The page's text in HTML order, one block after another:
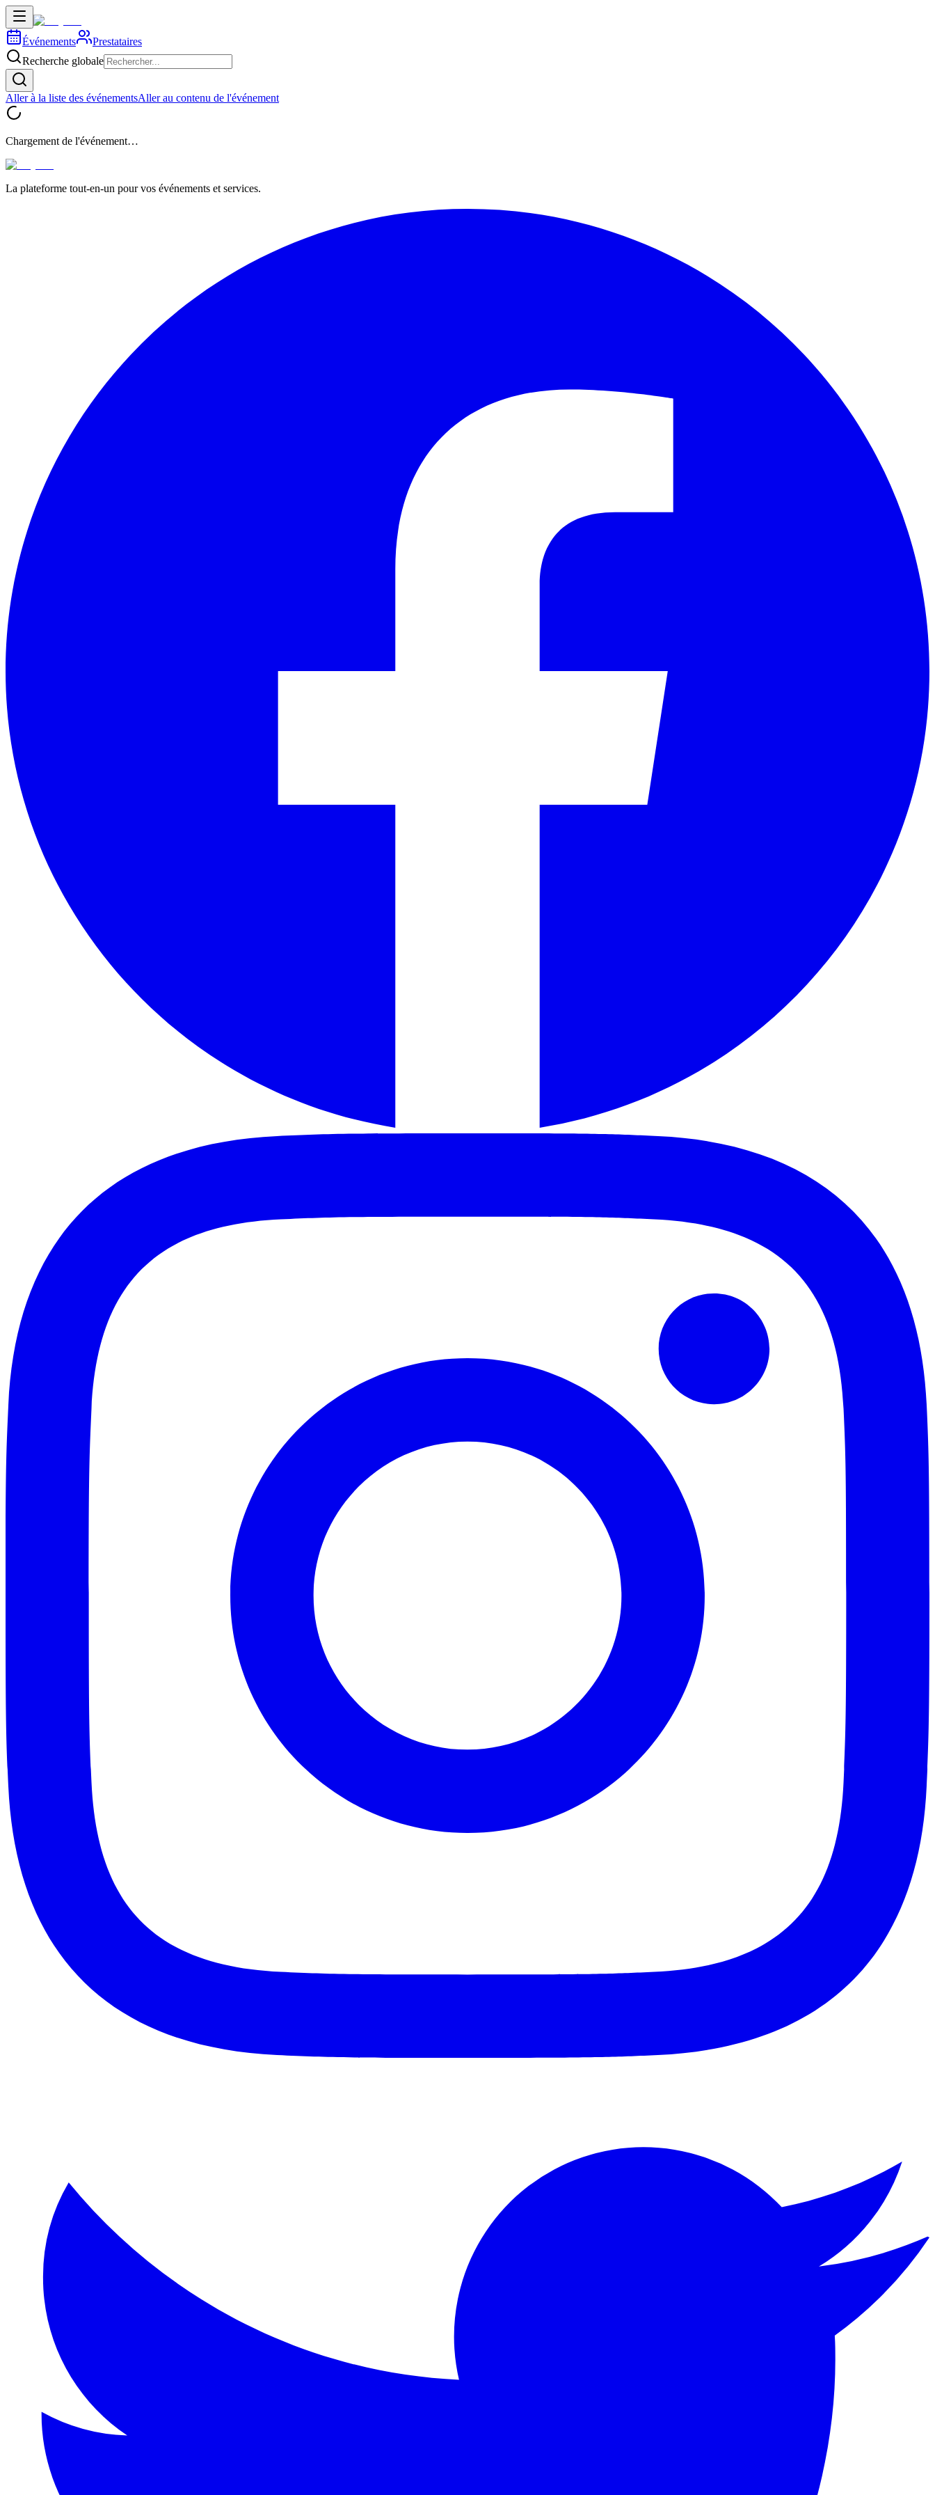
Événements
Prestataires
Recherche globale
Aller à la liste des événementsAller au contenu de l'événement
Chargement de l'événement…
La plateforme tout-en-un pour vos événements et services.